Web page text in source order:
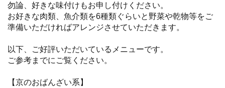
勿論、好きな味付けもお申し付けください。
お好きな肉類、魚介類を6種類ぐらいと野菜や乾物等をご
準備いただければアレンジさせていただきます。
以下、ご好評いただいているメニューです。
ご参考までにご覧ください。
【京のおばんざい系】